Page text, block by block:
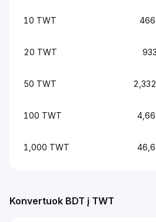
10 TWT
20 TWT
50 TWT
100 TWT
1,000 TWT
Konvertuok BDT į TWT